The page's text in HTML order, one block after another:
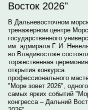
Восток 2026"
В Дальневосточном
тренажерном центре
государственного
им. адмирала Г. И.
во Владивостоке
торжественная церемония
открытия конкурса
профессионального
"Море зовет 2026",
самых ярких событий
конгресса – Дальний